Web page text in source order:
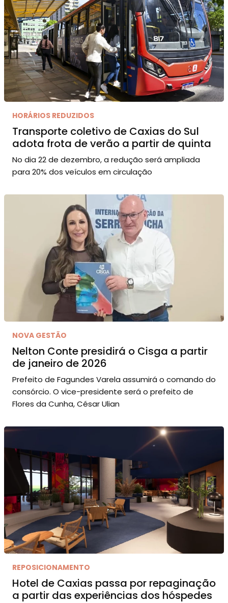
HORÁRIOS REDUZIDOS
Transporte coletivo de Caxias do Sul
adota frota de verão a partir de quinta
No dia 22 de dezembro, a redução será ampliada
para 20% dos veículos em circulação
NOVA GESTÃO
Nelton Conte presidirá o Cisga a partir
de janeiro de 2026
Prefeito de Fagundes Varela assumirá o comando do
consórcio. O vice-presidente será o prefeito de
Flores da Cunha, César Ulian
REPOSICIONAMENTO
Hotel de Caxias passa por repaginação
a partir das experiências dos hóspedes